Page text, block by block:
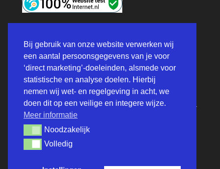
DISCLAIMER
Op onze website worden alléén foto’s gebruikt waarover
de NTTB op grond van afspraken met de fotograaf of de
rechtenhouders voor dit doel over mag beschikken.
Mochten er zich op onze site foto’s bevinden in strijd met
het auteursrecht, dan is dat een vergissing. Neem dan
contactop met ons, dan verwijderen wij de foto
onmiddellijk.
Bij gebruik van onze website verwerken wij
een aantal persoonsgegevens van je voor
‘direct marketing’-doeleinden, alsmede voor
statistische en analyse doelen. Hierbij
nemen wij wet- en regelgeving in acht, we
doen dit op een veilige en integere wijze.
Meer informatie
Noodzakelijk
Noodzakelijk
VolledigVolledig